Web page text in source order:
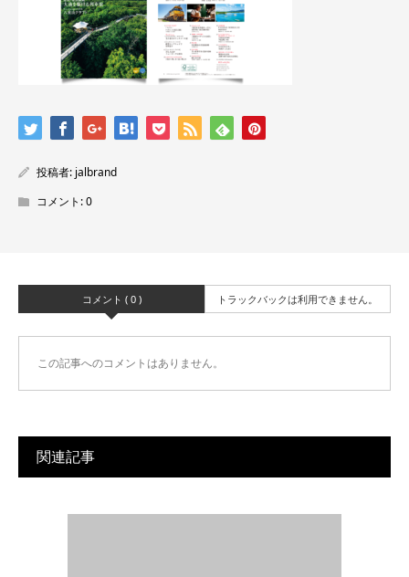
投稿者: jalbrand
コメント:0
コメント ( 0 ) トラックバックは利用できません。
この記事へのコメントはありません。
関連記事